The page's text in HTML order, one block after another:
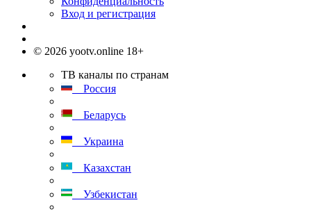
Вход и регистрация
© 2026 yootv.online 18+
ТВ каналы по странам
Россия
Беларусь
Украина
Казахстан
Узбекистан